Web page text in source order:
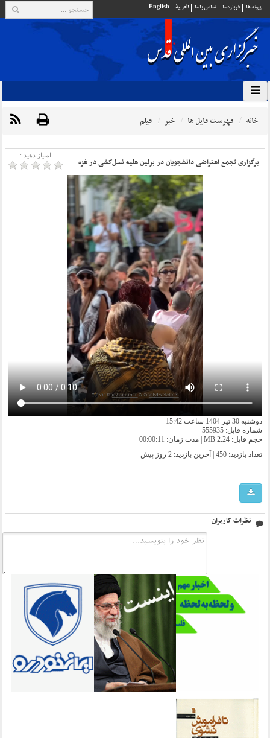
پيوند ها درباره ما تماس با ما العربية English
خانه فهرست فایل ها خبر فیلم
امتیاز دهید :
برگزاری تجمع اعتراضی دانشجویان در برلین علیه نسل‌کشی در غزه
دوشنبه 30 تیر 1404 ساعت 15:42
شماره فایل: 555935
حجم فایل: 2.24 MB | مدت زمان: 00:00:11
تعداد بازدید: 450 | آخرین بازدید:
2 روز پیش
نظرات کاربران